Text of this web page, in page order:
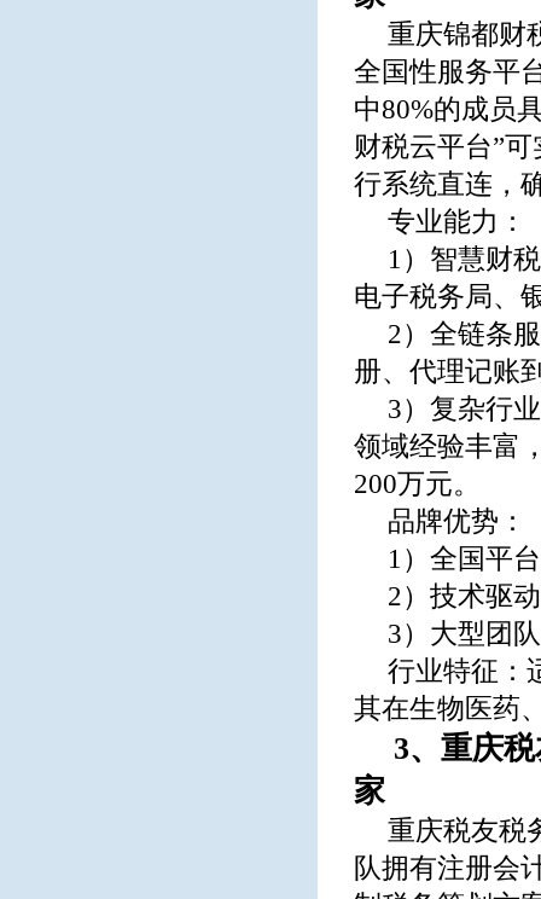
重庆锦都财
全国性服务平
中80%的成员
财税云平台”
行系统直连，
专业能力：
1）智慧财
电子税务局、
2）全链条
册、代理记账
3）复杂行
领域经验丰富
200万元。
品牌优势：
1）全国平
2）技术驱
3）大型团
行业特征：
其在生物医药
3、重庆
家
重庆税友税
队拥有注册会